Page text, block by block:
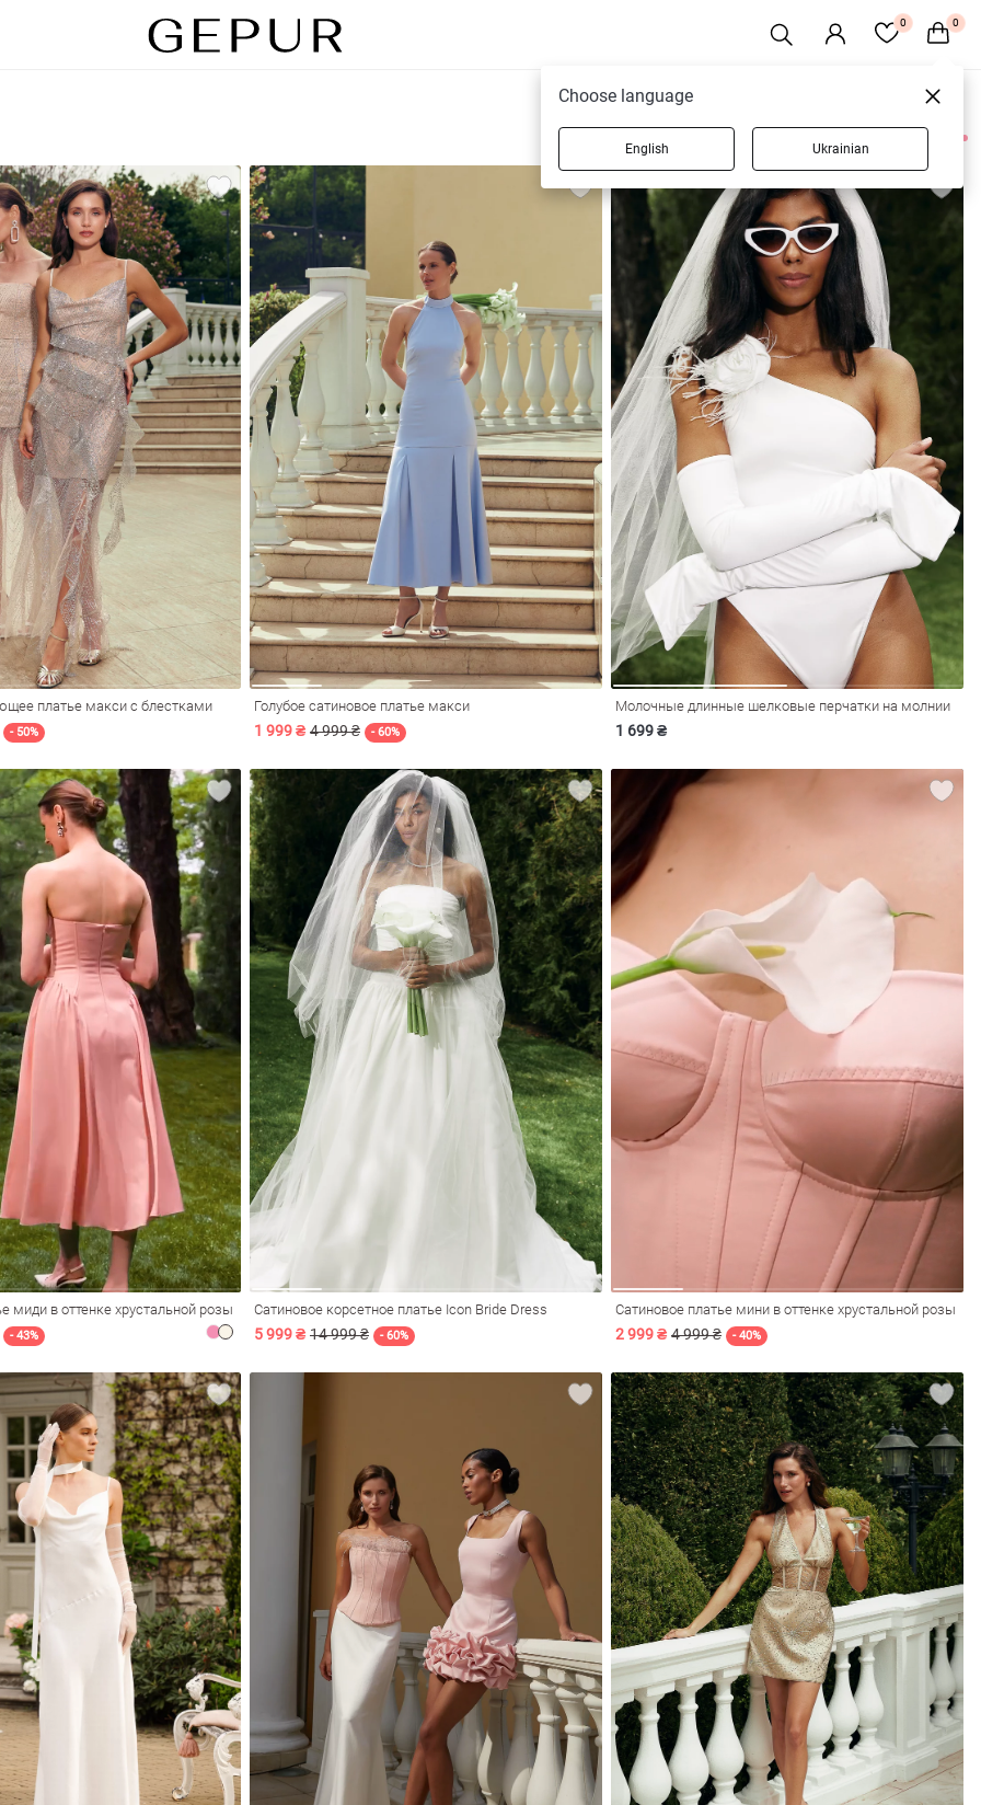
0 0
20 товаров
платье макси с блестками
- 50%
Голубое сатиновое платье макси
1 999 ₴ 4 999 ₴ - 60%
Молочные длинные шелковые перчатки на молнии
1 699 ₴
миди в оттенке хрустальной розы
- 43%
Сатиновое корсетное платье Icon Bride Dress
5 999 ₴ 14 999 ₴ - 60%
Сатиновое платье мини в оттенке хрустальной розы
2 999 ₴ 4 999 ₴ - 40%
Choose language
English Ukrainian